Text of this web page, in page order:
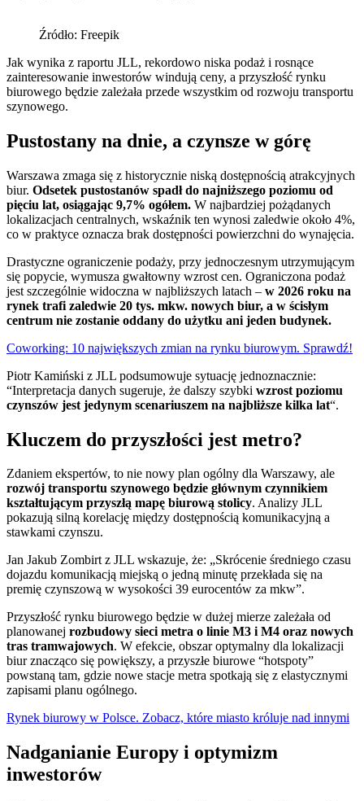
Źródło: Freepik
Jak wynika z raportu JLL, rekordowo niska podaż i rosnące
zainteresowanie inwestorów windują ceny, a przyszłość rynku
biurowego będzie zależała przede wszystkim od rozwoju transportu
szynowego.
Pustostany na dnie, a czynsze w górę
Warszawa zmaga się z historycznie niską dostępnością atrakcyjnych
biur. Odsetek pustostanów spadł do najniższego poziomu od
pięciu lat, osiągając 9,7% ogółem. W najbardziej pożądanych
lokalizacjach centralnych, wskaźnik ten wynosi zaledwie około 4%,
co w praktyce oznacza brak dostępności powierzchni do wynajęcia.
Drastyczne ograniczenie podaży, przy jednoczesnym utrzymującym
się popycie, wymusza gwałtowny wzrost cen. Ograniczona podaż
jest szczególnie widoczna w najbliższych latach – w 2026 roku na
rynek trafi zaledwie 20 tys. mkw. nowych biur, a w ścisłym
centrum nie zostanie oddany do użytku ani jeden budynek.
Coworking: 10 największych zmian na rynku biurowym. Sprawdź!
Piotr Kamiński z JLL podsumowuje sytuację jednoznacznie:
“Interpretacja danych sugeruje, że dalszy szybki wzrost poziomu
czynszów jest jedynym scenariuszem na najbliższe kilka lat“.
Kluczem do przyszłości jest metro?
Zdaniem ekspertów, to nie nowy plan ogólny dla Warszawy, ale
rozwój transportu szynowego będzie głównym czynnikiem
kształtującym przyszłą mapę biurową stolicy. Analizy JLL
pokazują silną korelację między dostępnością komunikacyjną a
stawkami czynszu.
Jan Jakub Zombirt z JLL wskazuje, że: „Skrócenie średniego czasu
dojazdu komunikacją miejską o jedną minutę przekłada się na
premię czynszową w wysokości 39 eurocentów za mkw”.
Przyszłość rynku biurowego będzie w dużej mierze zależała od
planowanej rozbudowy sieci metra o linie M3 i M4 oraz nowych
tras tramwajowych. W efekcie, obszar optymalny dla lokalizacji
biur znacząco się powiększy, a przyszłe biurowe “hotspoty”
powstaną tam, gdzie nowe stacje metra spotkają się z elastycznymi
zapisami planu ogólnego.
Rynek biurowy w Polsce. Zobacz, które miasto króluje nad innymi
Nadganianie Europy i optymizm
inwestorów